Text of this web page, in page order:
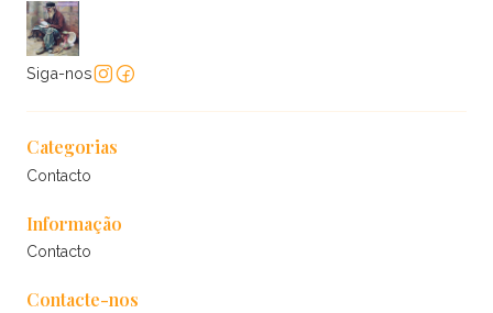
Siga-nos
Categorias
Contacto
Informação
Contacto
Contacte-nos